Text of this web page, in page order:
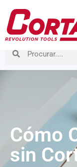
Cómo
sin